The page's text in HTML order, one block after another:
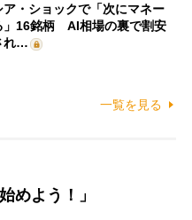
ア・ショックで「次にマネー
」16銘柄 AI相場の裏で割安
れ…
一覧を見る
めよう！」